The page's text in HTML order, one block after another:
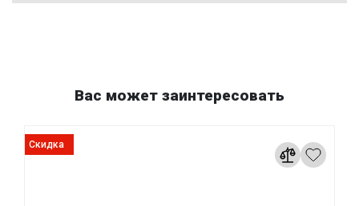
Вас может заинтересовать
Скидка